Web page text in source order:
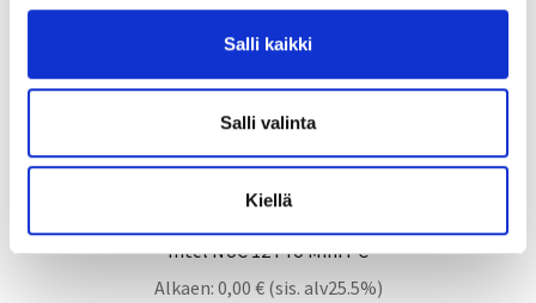
Salli kaikki
Salli valinta
Kiellä
Intel NUC 12 Pro Mini PC
Alkaen: 0,00 €(sis. alv25.5%)